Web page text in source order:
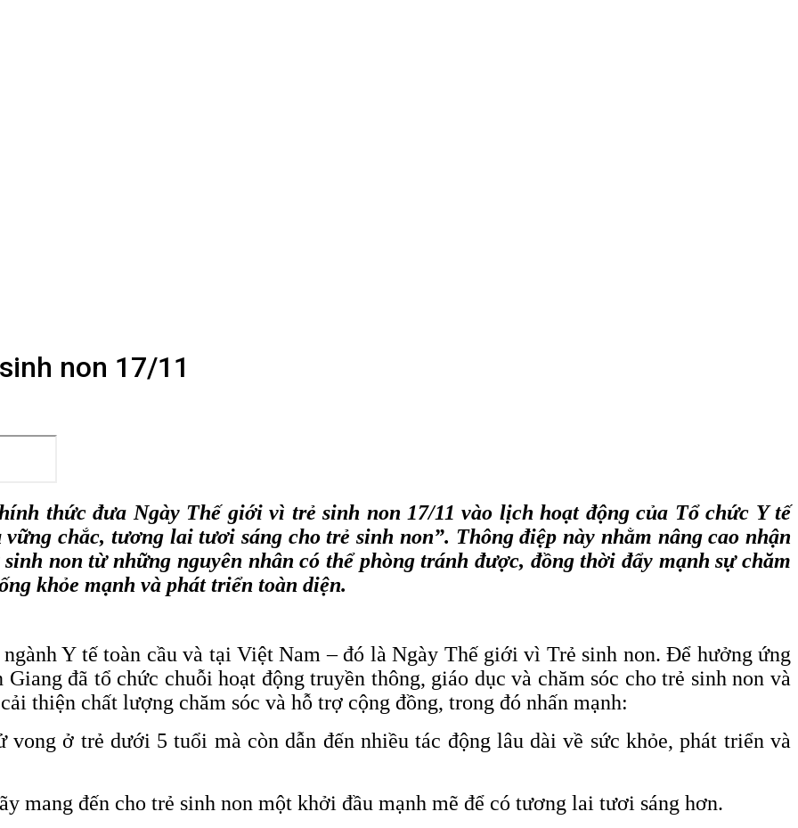
non 17/11
thức đưa Ngày Thế giới vì trẻ sinh non 17/11 vào lịch hoạt động của Tổ chức Y tế
chắc, tương lai tươi sáng cho trẻ sinh non”. Thông điệp này nhằm nâng cao nhận
non từ những nguyên nhân có thể phòng tránh được, đồng thời đẩy mạnh sự chăm
khỏe mạnh và phát triển toàn diện.
Y tế toàn cầu và tại Việt Nam – đó là Ngày Thế giới vì Trẻ sinh non. Để hưởng ứng
đã tổ chức chuỗi hoạt động truyền thông, giáo dục và chăm sóc cho trẻ sinh non và
thiện chất lượng chăm sóc và hỗ trợ cộng đồng, trong đó nhấn mạnh:
ở trẻ dưới 5 tuổi mà còn dẫn đến nhiều tác động lâu dài về sức khỏe, phát triển và
mang đến cho trẻ sinh non một khởi đầu mạnh mẽ để có tương lai tươi sáng hơn.